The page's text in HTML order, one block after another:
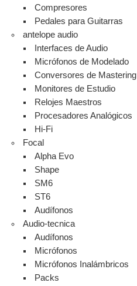
Compresores
Pedales para Guitarras
antelope audio
Interfaces de Audio
Micrófonos de Modelado
Conversores de Mastering
Monitores de Estudio
Relojes Maestros
Procesadores Analógicos
Hi-Fi
Focal
Alpha Evo
Shape
SM6
ST6
Audífonos
Audio-tecnica
Audífonos
Micrófonos
Micrófonos Inalámbricos
Packs